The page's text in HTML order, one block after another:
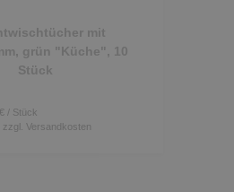
mit
grün "Küche", 10
Stück
/ Stück
zzgl. Versandkosten